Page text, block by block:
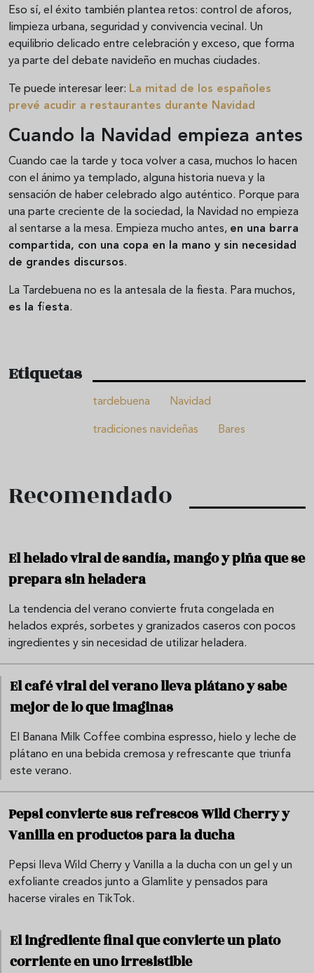
Eso sí, el éxito también plantea retos: control de aforos,
limpieza urbana, seguridad y convivencia vecinal. Un
equilibrio delicado entre celebración y exceso, que forma
ya parte del debate navideño en muchas ciudades.
Te puede interesar leer: La mitad de los españoles
prevé acudir a restaurantes durante Navidad
Cuando la Navidad empieza antes
Cuando cae la tarde y toca volver a casa, muchos lo hacen
con el ánimo ya templado, alguna historia nueva y la
sensación de haber celebrado algo auténtico. Porque para
una parte creciente de la sociedad, la Navidad no empieza
al sentarse a la mesa. Empieza mucho antes, en una barra
compartida, con una copa en la mano y sin necesidad
de grandes discursos.
La Tardebuena no es la antesala de la fiesta. Para muchos,
es la fiesta.
Etiquetas
tardebuena Navidad
tradiciones navideñas Bares
Recomendado
El helado viral de sandía, mango y piña que se
prepara sin heladera
La tendencia del verano convierte fruta congelada en
helados exprés, sorbetes y granizados caseros con pocos
ingredientes y sin necesidad de utilizar heladera.
El café viral del verano lleva plátano y sabe
mejor de lo que imaginas
El Banana Milk Coffee combina espresso, hielo y leche de
plátano en una bebida cremosa y refrescante que triunfa
este verano.
Pepsi convierte sus refrescos Wild Cherry y
Vanilla en productos para la ducha
Pepsi lleva Wild Cherry y Vanilla a la ducha con un gel y un
exfoliante creados junto a Glamlite y pensados para
hacerse virales en TikTok.
El ingrediente final que convierte un plato
corriente en uno irresistible